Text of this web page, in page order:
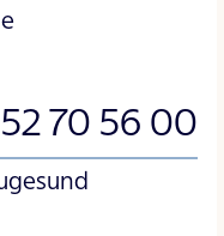
70 56 00